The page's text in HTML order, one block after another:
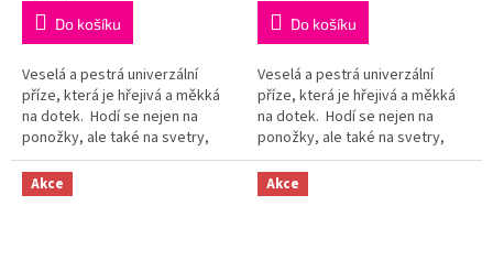
Do košíku
Veselá a pestrá univerzální
příze, která je hřejivá a měkká
na dotek. Hodí se nejen na
ponožky, ale také na svetry,
kardigany či čepice! Složení:
75% vlna, 25% polyamid...
Do košíku
Veselá a pestrá univerzální
příze, která je hřejivá a měkká
na dotek. Hodí se nejen na
ponožky, ale také na svetry,
kardigany či čepice! Složení:
75% vlna, 25% polyamid...
Akce Akce